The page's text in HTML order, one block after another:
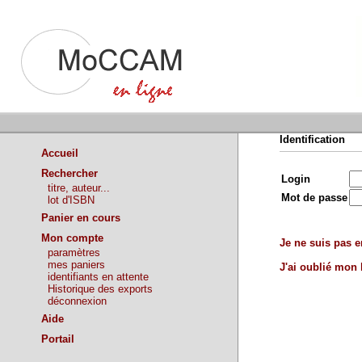
Accueil
Rechercher
titre, auteur...
lot d'ISBN
Panier en cours
Mon compte
paramètres
mes paniers
identifiants en attente
Historique des exports
déconnexion
Aide
Portail
Identification
Login
Mot de passe
Je ne suis pas
J'ai oublié mon